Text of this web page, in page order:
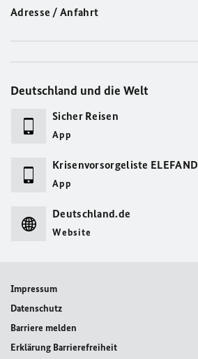
Adresse / Anfahrt
Deutschland und die Welt
Sicher Reisen
App
Krisenvorsorgeliste ELEFAND
App
Deutschland.de
Website
Impressum
Datenschutz
Barriere melden
Erklärung Barrierefreiheit